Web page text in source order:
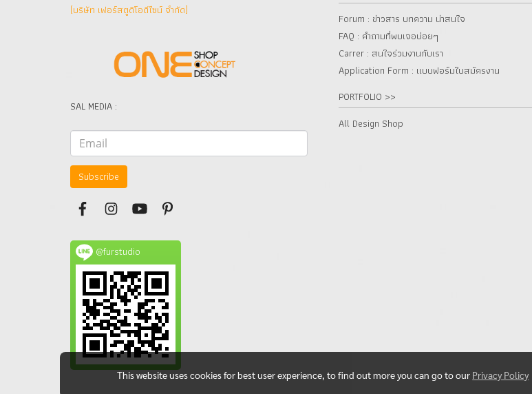
(บริษัท เฟอร์สตูดิโอดีไซน์ จำกัด]
SAL MEDIA :
Subscribe
@furstudio
Forum : ข่าวสาร บทความ น่าสนใจ
FAQ : คำถามที่พบเจอบ่อยๆ
Carrer : สนใจร่วมงานกับเรา
Application Form : แบบฟอร์มใบสมัครงาน
PORTFOLIO >>
All Design Shop
This website uses cookies for best user experience, to find out more you can go to our Privacy Policy